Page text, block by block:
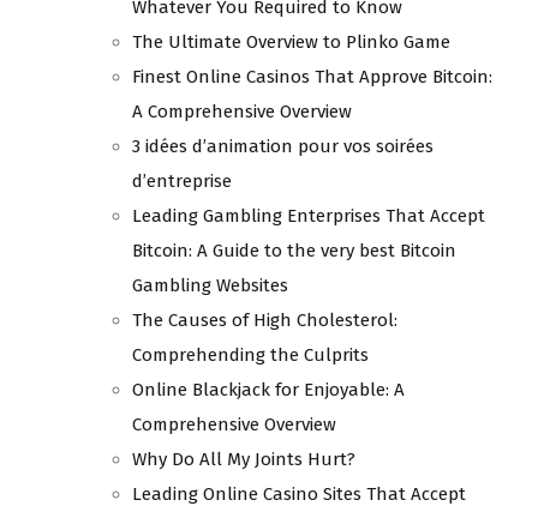
Whatever You Required to Know
The Ultimate Overview to Plinko Game
Finest Online Casinos That Approve Bitcoin:
A Comprehensive Overview
3 idées d’animation pour vos soirées
d’entreprise
Leading Gambling Enterprises That Accept
Bitcoin: A Guide to the very best Bitcoin
Gambling Websites
The Causes of High Cholesterol:
Comprehending the Culprits
Online Blackjack for Enjoyable: A
Comprehensive Overview
Why Do All My Joints Hurt?
Leading Online Casino Sites That Accept